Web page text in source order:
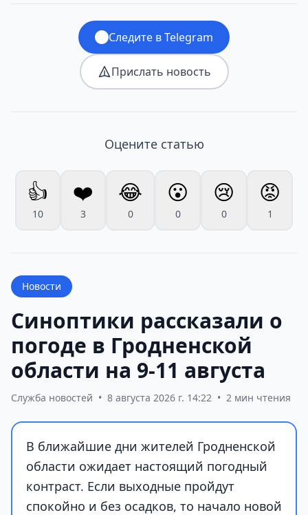
Следите в Telegram
Прислать новость
Оцените статью
👍
10
❤️
3
😂
0
😮
0
😢
0
😡
1
Новости
Синоптики рассказали о
погоде в Гродненской
области на 9-11 августа
Служба новостей • 8 августа 2026 г. 14:22 • 2 мин чтения
В ближайшие дни жителей Гродненской
области ожидает настоящий погодный
контраст. Если выходные пройдут
спокойно и без осадков, то начало новой